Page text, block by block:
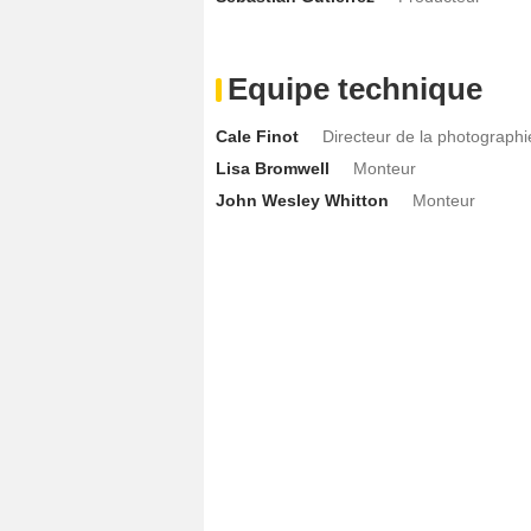
Equipe technique
Cale Finot
Directeur de la
Lisa Bromwell
Monteur
John Wesley Whitton
Monteur